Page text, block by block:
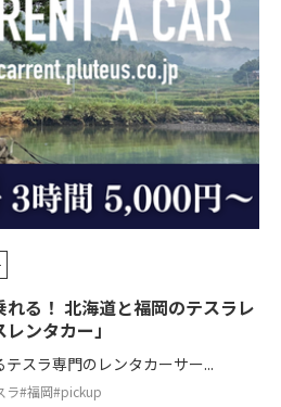
る！ 北海道と福岡のテスラレ
ンタカー」
スラ専門のレンタカーサー...
ラ#福岡#pickup